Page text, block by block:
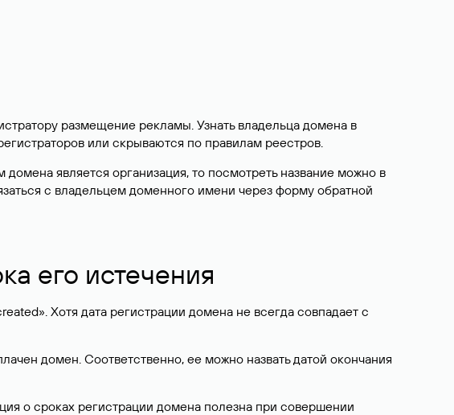
размещение рекламы. Узнать владельца домена в
или скрываются по правилам реестров.
является организация, то посмотреть название можно в
с владельцем доменного имени через форму обратной
его истечения
Хотя дата регистрации домена не всегда совпадает с
домен. Соответственно, ее можно назвать датой окончания
о сроках регистрации домена полезна при совершении